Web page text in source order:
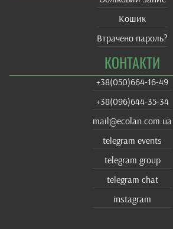
Кошик
Втрачено пароль?
КОНТАКТИ
+38(‎050)664-16-49
+38‎(096)644-35-34
mail@ecolan.com.ua
telegram events
telegram group
telegram chat
instagram